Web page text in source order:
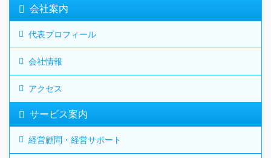
会社案内
代表プロフィール
会社情報
アクセス
サービス案内
経営顧問・経営サポート